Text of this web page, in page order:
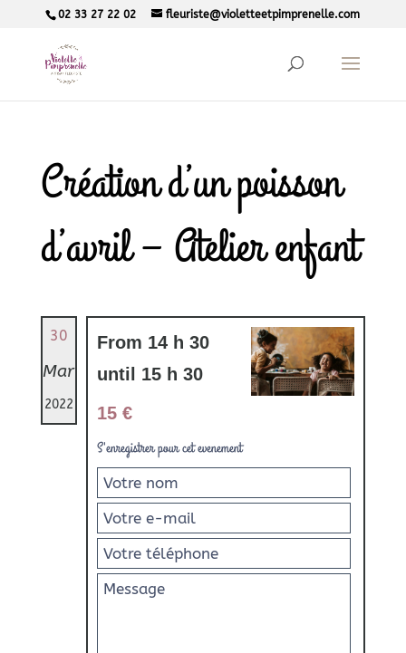
02 33 27 22 02 fleuriste@violetteetpimprenelle.com
Création d’un poisson
d’avril – Atelier enfant
30
Mar
2022
From 14 h 30
until 15 h 30
15 €
S'enregistrer pour cet evenement